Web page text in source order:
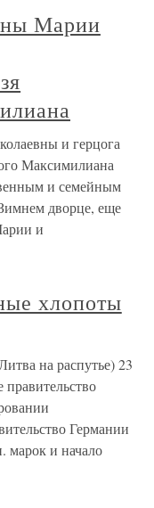
Марии
и герцога
Максимилиана
и семейным
дворце, еще
и
хлопоты
на распутье) 23
правительство
Германии
марок и начало